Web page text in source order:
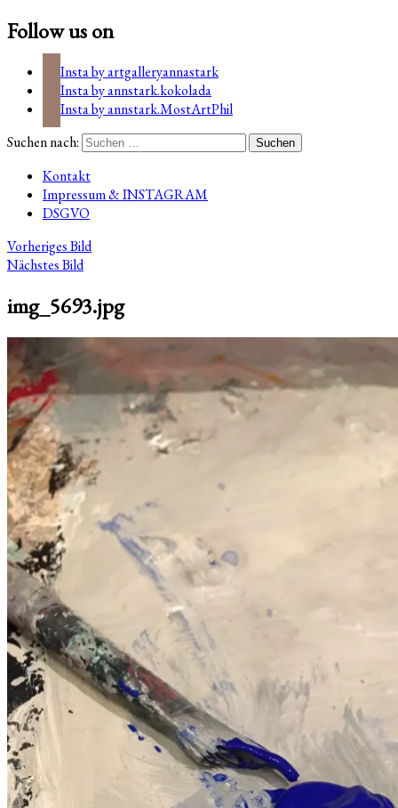
Follow us on
Insta by artgalleryannastark
Insta by annstark.kokolada
Insta by annstark.MostArtPhil
Suchen nach:
Kontakt
Impressum & INSTAGRAM
DSGVO
Vorheriges Bild
Nächstes Bild
img_5693.jpg